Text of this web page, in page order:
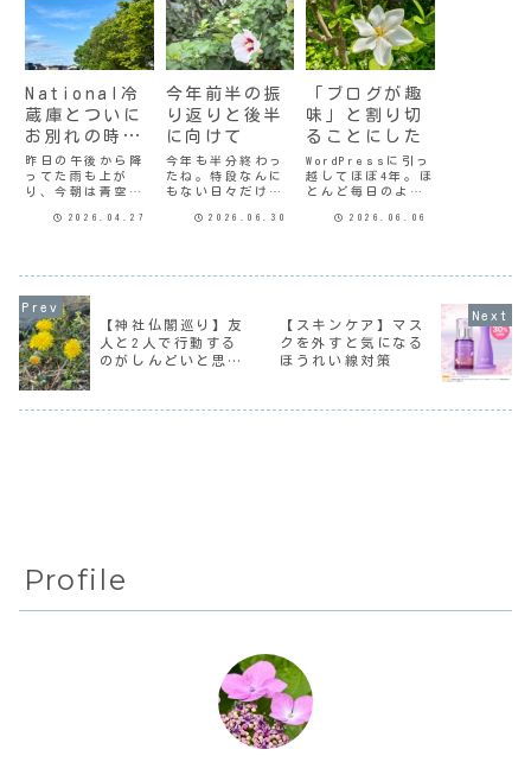
National冷
蔵庫とついに
お別れの時が
来た
昨日の午後から降
ってた雨も上が
り、今朝は青空が
ンコとの散歩は、
たよう
だ。“National”
の冷蔵庫だ。
Nationalが
Panasonicに社名
変更したのは2...
2026.04.27
今年前半の振
り返りと後半
に向けて
今年も半分終わっ
たね。特段なんに
もない日々だけ
に流れるように時
のウィンターフェ
スティバルへ広大
なイルミもさるこ
2026.06.30
「ブログが趣
味」と割り切
ることにした
WordPressに引っ
越してほぼ4年。ほ
とんど毎日のよう
で、何を今さらっ
はないし、ブログ
村のランキングに
も参加していな
2026.06.06
【神社仏閣巡り】友
人と2人で行動する
のがしんどいと思う
【スキンケア】マス
クを外すと気になる
ほうれい線対策
Profile